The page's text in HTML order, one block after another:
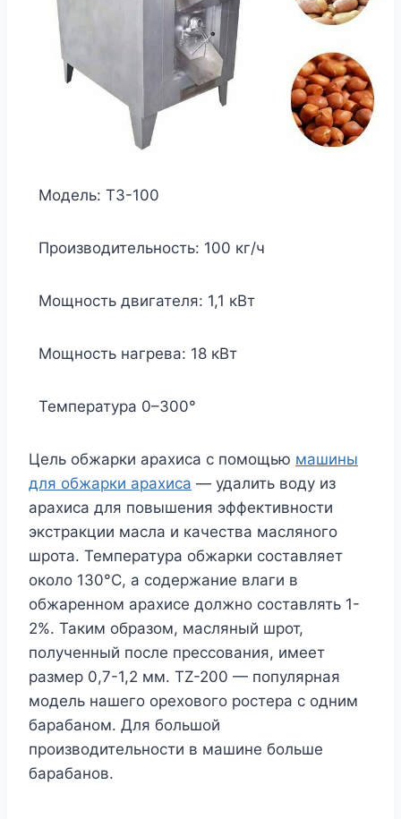
Модель: ТЗ-100
Производительность: 100 кг/ч
Мощность двигателя: 1,1 кВт
Мощность нагрева: 18 кВт
Температура 0–300°
Цель обжарки арахиса с помощью машины
для обжарки арахиса — удалить воду из
арахиса для повышения эффективности
экстракции масла и качества масляного
шрота. Температура обжарки составляет
около 130°C, а содержание влаги в
обжаренном арахисе должно составлять 1-
2%. Таким образом, масляный шрот,
полученный после прессования, имеет
размер 0,7-1,2 мм. TZ-200 — популярная
модель нашего орехового ростера с одним
барабаном. Для большой
производительности в машине больше
барабанов.